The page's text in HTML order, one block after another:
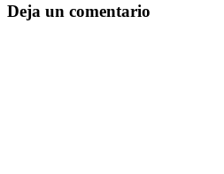
del
Deja un comentario